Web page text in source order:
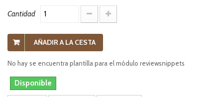
Cantidad
AÑADIR A LA CESTA
No hay se encuentra plantilla para el módulo reviewsnippets
Disponible